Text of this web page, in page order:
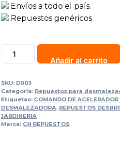
Envíos a todo el país.
Repuestos genéricos
Añadir al carrito
SKU: D003
Categoría: Repuestos para
Etiquetas: COMANDO DE
DESMALEZADORA, REPUESTOS
JARDINERIA
Marca: CH REPUESTOS